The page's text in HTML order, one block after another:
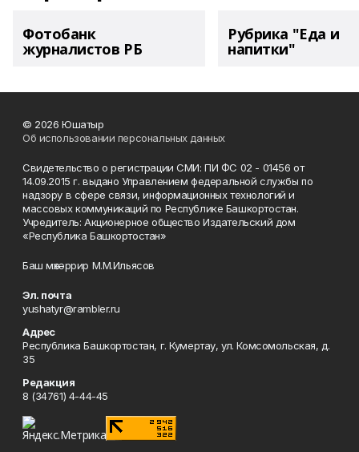
Фотобанк
журналистов РБ
Рубрика "Еда и
напитки"
© 2026 Юшатыр
Об использовании персональных данных
Свидетельство о регистрации СМИ: ПИ ФС 02 - 01456 от
14.09.2015 г. выдано Управлением федеральной службы по
надзору в сфере связи, информационных технологий и
массовых коммуникаций по Республике Башкортостан.
Учредитель: Акционерное общество Издательский дом
«Республика Башкортостан»
Баш мөхәррир М.М.Ильясов
Эл. почта
yushatyr@rambler.ru
Адрес
Республика Башкортостан, г. Кумертау, ул. Комсомольская, д.
35
Редакция
8 (34761) 4-44-45